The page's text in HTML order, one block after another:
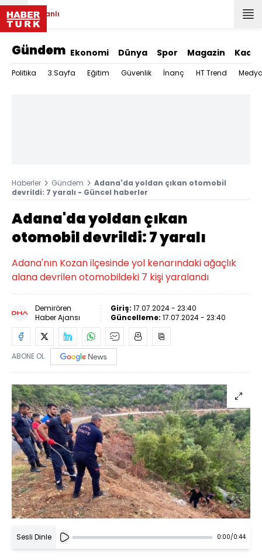
Canlı
Gündem Ekonomi Dünya Spor Magazin Kadın
Politika 3.Sayfa Eğitim Güvenlik İnanç HT Trend
Haberler Gündem
Adana'da yoldan çıkan otomobil
devrildi: 7 yaralı - Güncel haberler
Adana'da yoldan çıkan
otomobil devrildi: 7 yaralı
Adana'nın Kozan ilçesinde yol kenarındaki ağaçlık
alana devrilen otomobildeki 7 kişi yaralandı
Demirören
Haber Ajansı
Giriş: 17.07.2024 - 23:40
Güncelleme: 17.07.2024 - 23:40
ABONE OL
Sesli Dinle 0:00/0:44